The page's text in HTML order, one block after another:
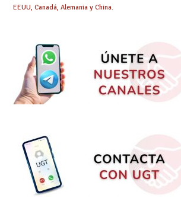
EEUU, Canadá, Alemania y China.